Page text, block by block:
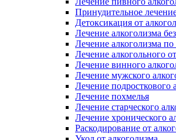
Принудительное
Детоксикация от
Лечение алкоголизма
Лечение алкоголизма
Лечение алкогольного
Лечение винного
Лечение мужского
Лечение подросткового
Лечение похмелья
Лечение старческого
Лечение хронического
Раскодирование от